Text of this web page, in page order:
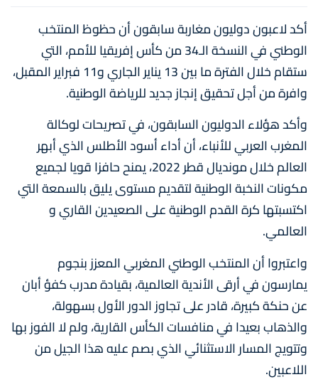
أكد لاعبون دوليون مغاربة سابقون أن حظوظ المنتخب
الوطني في النسخة الـ34 من كأس إفريقيا للأمم، التي
ستقام خلال الفترة ما بين 13 يناير الجاري و11 فبراير المقبل،
وافرة من أجل تحقيق إنجاز جديد للرياضة الوطنية.
وأكد هؤلاء الدوليون السابقون، في تصريحات لوكالة
المغرب العربي للأنباء، أن أداء أسود الأطلس الذي أبهر
العالم خلال مونديال قطر 2022، يمنح حافزا قويا لجميع
مكونات النخبة الوطنية لتقديم مستوى يليق بالسمعة التي
اكتسبتها كرة القدم الوطنية على الصعيدين القاري و
العالمي.
واعتبروا أن المنتخب الوطني المغربي المعزز بنجوم
يمارسون في أرقى الأندية العالمية، بقيادة مدرب كفؤ أبان
عن حنكة كبيرة، قادر على تجاوز الدور الأول بسهولة،
والذهاب بعيدا في منافسات الكأس القارية، ولم لا الفوز بها
وتتويج المسار الاستثنائي الذي بصم عليه هذا الجيل من
اللاعبين.